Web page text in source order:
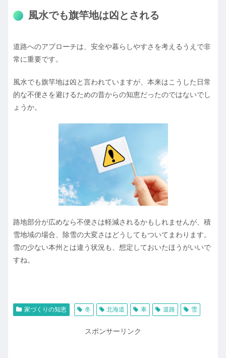
風水でも旗竿地は凶とされる
道路へのアプローチは、安全や暮らしやすさを考えるうえで非
常に重要です。
風水でも旗竿地は凶と言われていますが、本来はこうした日常
的な不便さを避けるための昔からの知恵だったのではないでし
ょうか。
路地部分が広めなら不便さは軽減されるかもしれませんが、積
雪地域の場合、除雪の大変さはどうしてもついてまわります。
雪の少ない本州とは違う状況も、想定しておいたほうがいいで
すね。
家づくりの知恵 冬 北海道 車 道路 雪
スポンサーリンク